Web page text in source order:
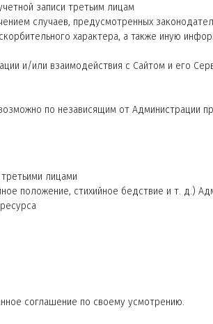
записи третьим лицам
случаев, предусмотренных
характера, а также иную
и/или взаимодействия с Сайтом и его
по независящим от Администрации
лицами
положение, стихийное бедствие и т. д.)
соглашение по своему усмотрению.